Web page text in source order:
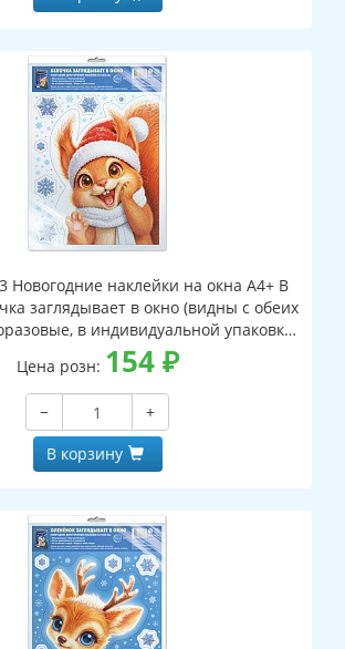
Новогодние наклейки на окна А4+ В
заглядывает в окно (видны с обеих
в индивидуальной упаковке,
и клеевым клапаном)
Цена розн: 154₽
−
+
В корзину